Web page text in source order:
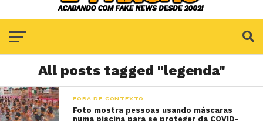
All posts tagged "legenda"
FORA DE CONTEXTO
Foto mostra pessoas usando máscaras
numa piscina para se proteger da COVID-